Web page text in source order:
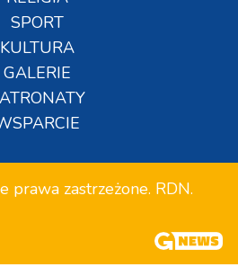
SPORT
KULTURA
GALERIE
zastrzeżone. RDN.